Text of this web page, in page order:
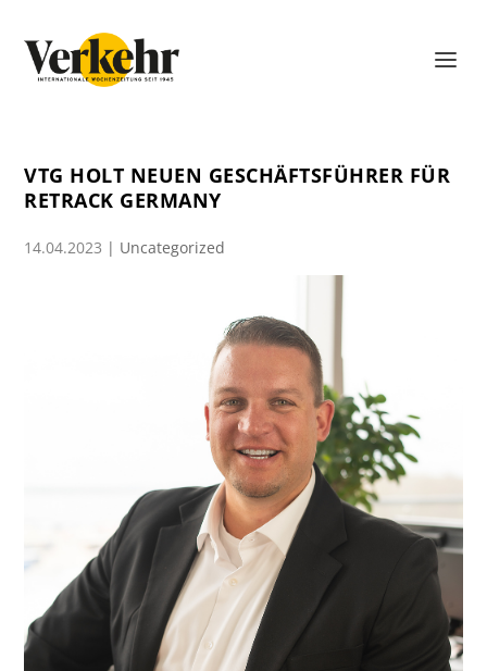
VTG HOLT NEUEN GESCHÄFTSFÜHRER FÜR
RETRACK GERMANY
14.04.2023 | Uncategorized